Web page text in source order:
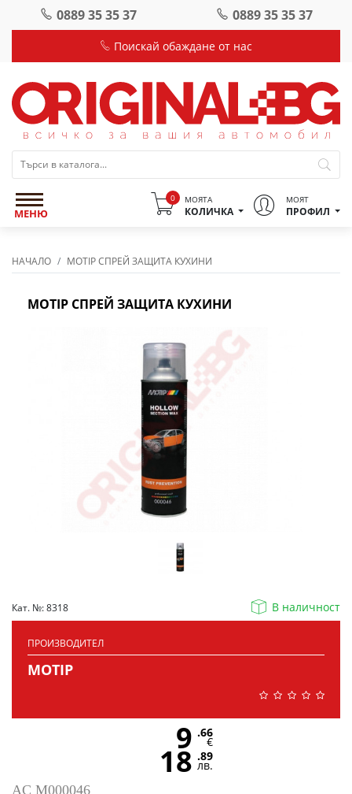
0889 35 35 37 0889 35 35 37
Поискай обаждане от нас
МЕНЮ
0 МОЯТА
КОЛИЧКА
МОЯТ
ПРОФИЛ
НАЧАЛО MOTIP СПРЕЙ ЗАЩИТА КУХИНИ
MOTIP СПРЕЙ ЗАЩИТА КУХИНИ
Кат. №: 8318 В наличност
ПРОИЗВОДИТЕЛ
MOTIP
AC M000046
9 .66
€
18 .89
лв.